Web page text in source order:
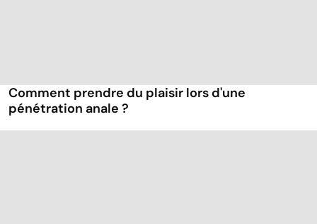
Comment prendre du plaisir lors d'une
pénétration anale ?